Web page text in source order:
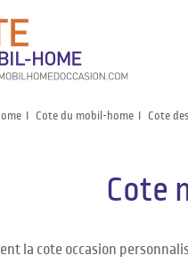
Cote du mobil-home Cote
Cote
la cote occasion